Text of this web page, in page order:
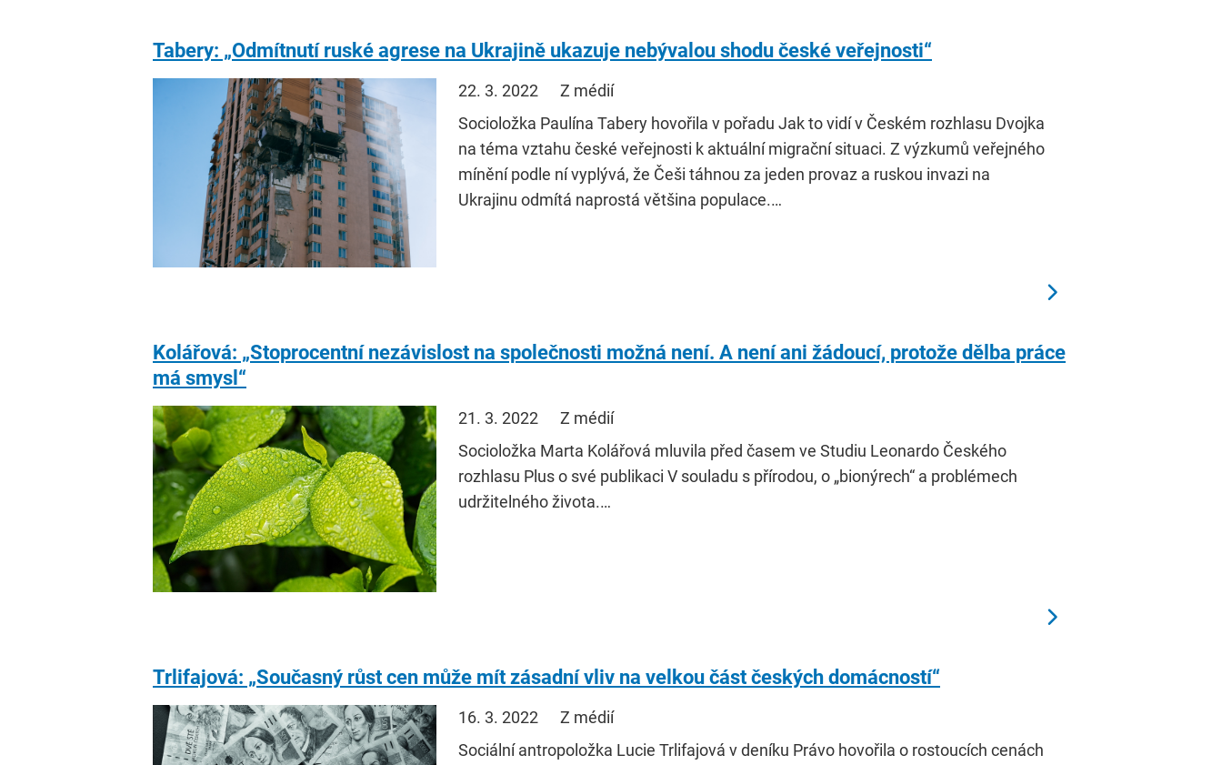
Tabery: „Odmítnutí ruské agrese na Ukrajině ukazuje nebývalou shodu české veřejnosti“
22. 3. 2022
Z médií
Socioložka Paulína Tabery hovořila v pořadu Jak to vidí v Českém rozhlasu Dvojka
na téma vztahu české veřejnosti k aktuální migrační situaci. Z výzkumů veřejného
mínění podle ní vyplývá, že Češi táhnou za jeden provaz a ruskou invazi na
Ukrajinu odmítá naprostá většina populace.…
Kolářová: „Stoprocentní nezávislost na společnosti možná není. A není ani žádoucí, protože dělba práce
má smysl“
21. 3. 2022
Z médií
Socioložka Marta Kolářová mluvila před časem ve Studiu Leonardo Českého
rozhlasu Plus o své publikaci V souladu s přírodou, o „bionýrech“ a problémech
udržitelného života.…
Trlifajová: „Současný růst cen může mít zásadní vliv na velkou část českých domácností“
16. 3. 2022
Z médií
Sociální antropoložka Lucie Trlifajová v deníku Právo hovořila o rostoucích cenách